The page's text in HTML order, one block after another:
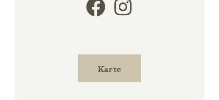
Karte